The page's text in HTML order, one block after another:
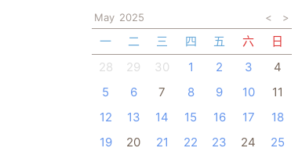
May 2025 < >
一 二 三 四 五 六
日
28
29 30 1 2 3
4
5
6 7 8 9 10
11
12
13 14 15 16 17
18
19
20 21 22 23 24
25